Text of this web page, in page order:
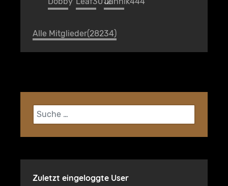
Alle Mitglieder(28234)
Suchen
Zuletzt eingeloggte User